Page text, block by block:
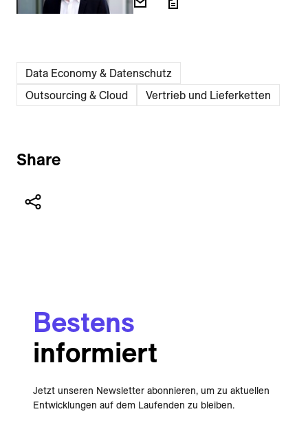
Data Economy & Daten­schutz
Outsourcing & Cloud
Vertrieb und Lieferketten
Share
Bestens
informiert
Jetzt unseren Newsletter abonnieren, um zu aktuellen
Entwicklungen auf dem Laufenden zu bleiben.